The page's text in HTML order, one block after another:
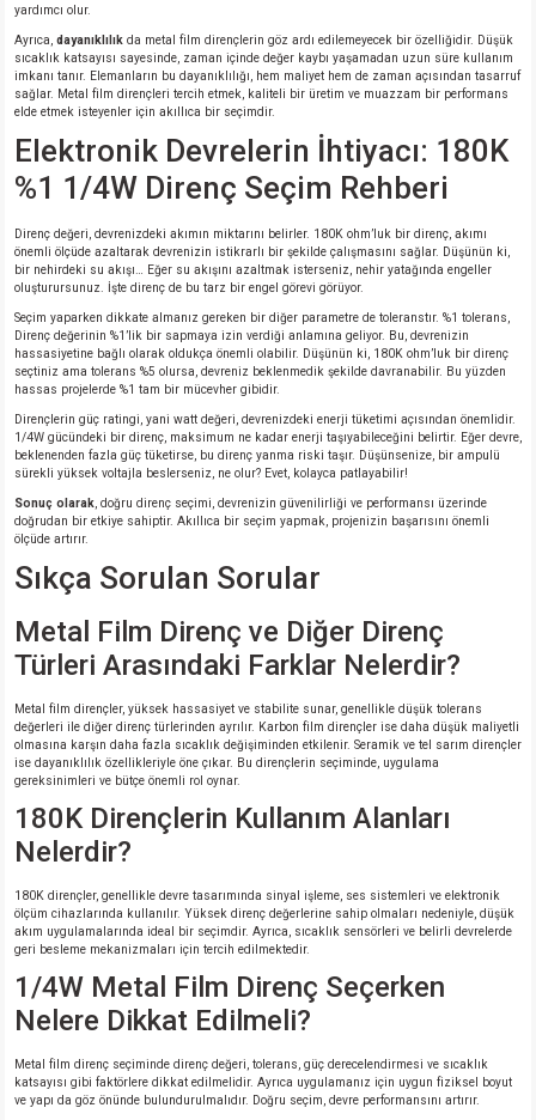
yardımcı olur.
Ayrıca, dayanıklılık da metal film dirençlerin göz ardı edilemeyecek bir özelliğidir. Düşük
sıcaklık katsayısı sayesinde, zaman içinde değer kaybı yaşamadan uzun süre kullanım
imkanı tanır. Elemanların bu dayanıklılığı, hem maliyet hem de zaman açısından tasarruf
sağlar. Metal film dirençleri tercih etmek, kaliteli bir üretim ve muazzam bir performans
elde etmek isteyenler için akıllıca bir seçimdir.
Elektronik Devrelerin İhtiyacı: 180K
%1 1/4W Direnç Seçim Rehberi
Direnç değeri, devrenizdeki akımın miktarını belirler. 180K ohm’luk bir direnç, akımı
önemli ölçüde azaltarak devrenizin istikrarlı bir şekilde çalışmasını sağlar. Düşünün ki,
bir nehirdeki su akışı… Eğer su akışını azaltmak isterseniz, nehir yatağında engeller
oluşturursunuz. İşte direnç de bu tarz bir engel görevi görüyor.
Seçim yaparken dikkate almanız gereken bir diğer parametre de toleranstır. %1 tolerans,
Direnç değerinin %1’lik bir sapmaya izin verdiği anlamına geliyor. Bu, devrenizin
hassasiyetine bağlı olarak oldukça önemli olabilir. Düşünün ki, 180K ohm’luk bir direnç
seçtiniz ama tolerans %5 olursa, devreniz beklenmedik şekilde davranabilir. Bu yüzden
hassas projelerde %1 tam bir mücevher gibidir.
Dirençlerin güç ratingi, yani watt değeri, devrenizdeki enerji tüketimi açısından önemlidir.
1/4W gücündeki bir direnç, maksimum ne kadar enerji taşıyabileceğini belirtir. Eğer devre,
beklenenden fazla güç tüketirse, bu direnç yanma riski taşır. Düşünsenize, bir ampulü
sürekli yüksek voltajla beslerseniz, ne olur? Evet, kolayca patlayabilir!
Sonuç olarak , doğru direnç seçimi, devrenizin güvenilirliği ve performansı üzerinde
doğrudan bir etkiye sahiptir. Akıllıca bir seçim yapmak, projenizin başarısını önemli
ölçüde artırır.
Sıkça Sorulan Sorular
Metal Film Direnç ve Diğer Direnç
Türleri Arasındaki Farklar Nelerdir?
Metal film dirençler, yüksek hassasiyet ve stabilite sunar, genellikle düşük tolerans
değerleri ile diğer direnç türlerinden ayrılır. Karbon film dirençler ise daha düşük maliyetli
olmasına karşın daha fazla sıcaklık değişiminden etkilenir. Seramik ve tel sarım dirençler
ise dayanıklılık özellikleriyle öne çıkar. Bu dirençlerin seçiminde, uygulama
gereksinimleri ve bütçe önemli rol oynar.
180K Dirençlerin Kullanım Alanları
Nelerdir?
180K dirençler, genellikle devre tasarımında sinyal işleme, ses sistemleri ve elektronik
ölçüm cihazlarında kullanılır. Yüksek direnç değerlerine sahip olmaları nedeniyle, düşük
akım uygulamalarında ideal bir seçimdir. Ayrıca, sıcaklık sensörleri ve belirli devrelerde
geri besleme mekanizmaları için tercih edilmektedir.
1/4W Metal Film Direnç Seçerken
Nelere Dikkat Edilmeli?
Metal film direnç seçiminde direnç değeri, tolerans, güç derecelendirmesi ve sıcaklık
katsayısı gibi faktörlere dikkat edilmelidir. Ayrıca uygulamanız için uygun fiziksel boyut
ve yapı da göz önünde bulundurulmalıdır. Doğru seçim, devre performansını artırır.